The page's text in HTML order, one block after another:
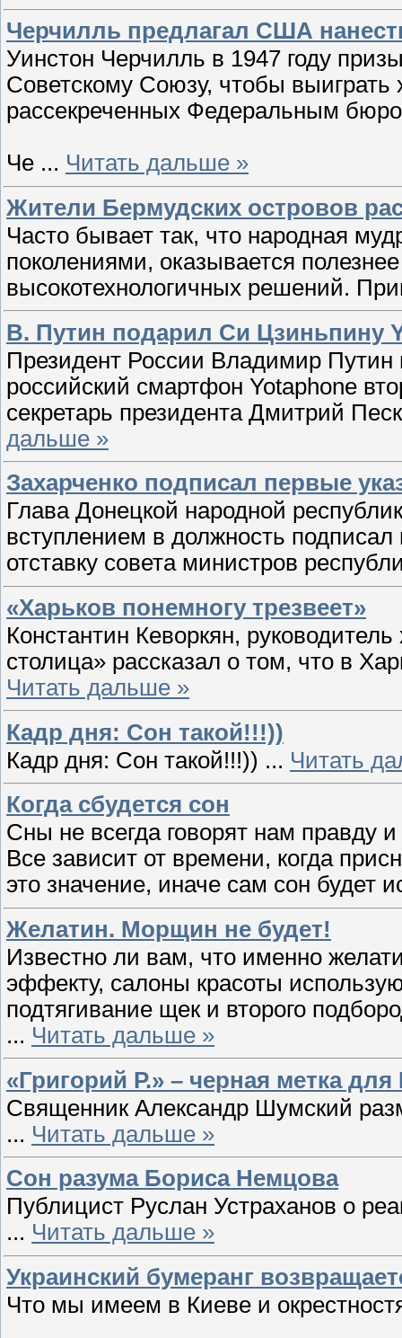
Черчилль предлагал США
Уинстон Черчилль в 1947 году
Советскому Союзу, чтобы выиграть
рассекреченных Федеральным
Че ... Читать дальше »
Жители Бермудских островов
Часто бывает так, что народная
поколениями, оказывается
высокотехнологичных решений.
В. Путин подарил Си Цзиньпину
Президент России Владимир
российский смартфон Yotaphone
секретарь президента Дмитрий
дальше »
Захарченко подписал первые
Глава Донецкой народной
вступлением в должность
отставку совета министров
«Харьков понемногу трезвеет»
Константин Кеворкян,
столица» рассказал о том, что в
Читать дальше »
Кадр дня: Сон такой!!!))
Кадр дня: Сон такой!!!)) ... Читать
Когда сбудется сон
Сны не всегда говорят нам правду
Все зависит от времени, когда
это значение, иначе сам сон будет
Желатин. Морщин не будет!
Известно ли вам, что именно
эффекту, салоны красоты
подтягивание щек и второго
... Читать дальше »
«Григорий Р.» – черная метка для
Священник Александр Шумский
... Читать дальше »
Сон разума Бориса Немцова
Публицист Руслан Устраханов о
... Читать дальше »
Украинский бумеранг
Что мы имеем в Киеве и